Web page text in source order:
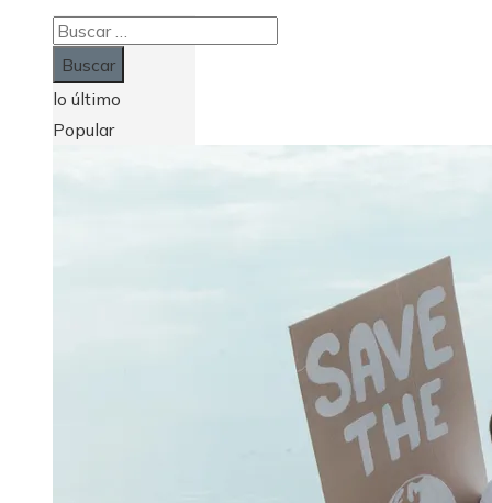
Buscar:
lo último
Popular